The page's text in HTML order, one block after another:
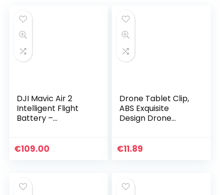
DJI Mavic Air 2
Intelligent Flight
Battery –
34 Minuten,
€109.00
Drone Tablet Clip,
ABS Exquisite
Design Drone
Mini 2 voor Mavic
€11.89